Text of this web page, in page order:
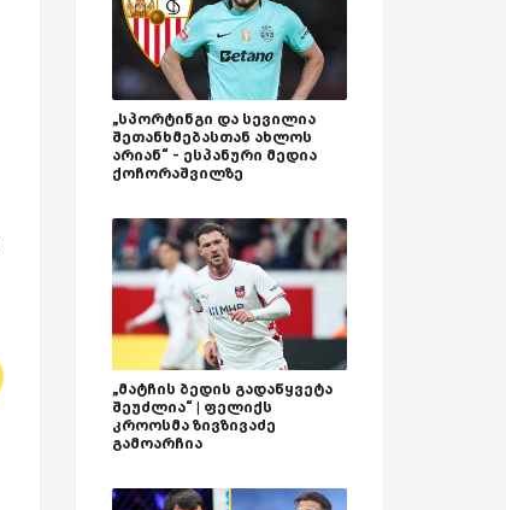
„სპორტინგი და სევილია
შეთანხმებასთან ახლოს
არიან“ - ესპანური მედია
ქოჩორაშვილზე
„მატჩის ბედის გადაწყვეტა
შეუძლია“ | ფელიქს
კროოსმა ზივზივაძე
გამოარჩია